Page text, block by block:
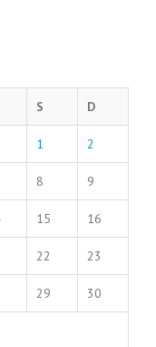
S D
1 2
8 9
15 16
22 23
29 30